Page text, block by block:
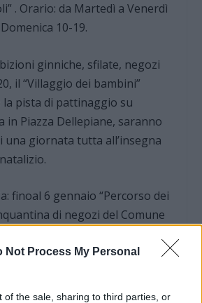
Not Process My Personal
of the sale, sharing to third parties, or
. Orario: da Martedì a Venerdì
10-19.
ginniche, sfilate, negozi
il “Villaggio dei bambini”
la pista di pattinaggio su
in Piazza Dellepiane, saranno
una giornata tutta all’insegna
finoal 6 gennaio “Percorso dei
di negozi del Comune